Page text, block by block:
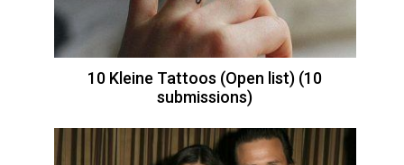
10 Kleine Tattoos (Open list) (10
submissions)